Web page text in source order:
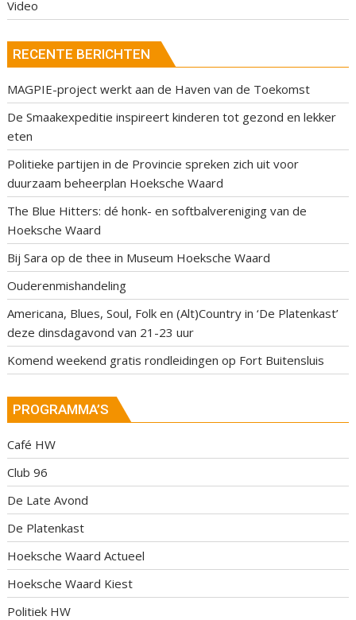
Video
RECENTE BERICHTEN
MAGPIE-project werkt aan de Haven van de Toekomst
De Smaakexpeditie inspireert kinderen tot gezond en lekker
eten
Politieke partijen in de Provincie spreken zich uit voor
duurzaam beheerplan Hoeksche Waard
The Blue Hitters: dé honk- en softbalvereniging van de
Hoeksche Waard
Bij Sara op de thee in Museum Hoeksche Waard
Ouderenmishandeling
Americana, Blues, Soul, Folk en (Alt)Country in ‘De Platenkast’
deze dinsdagavond van 21-23 uur
Komend weekend gratis rondleidingen op Fort Buitensluis
PROGRAMMA’S
Café HW
Club 96
De Late Avond
De Platenkast
Hoeksche Waard Actueel
Hoeksche Waard Kiest
Politiek HW